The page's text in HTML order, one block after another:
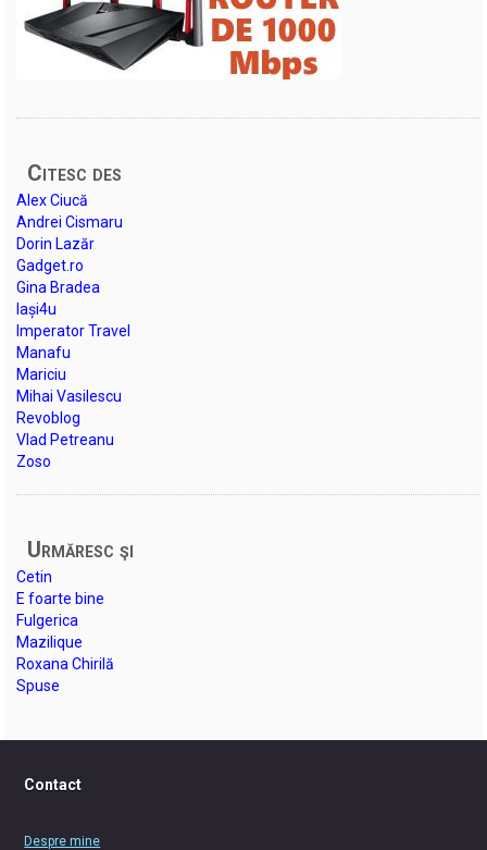
Citesc des
Alex Ciucă
Andrei Cismaru
Dorin Lazăr
Gadget.ro
Gina Bradea
Iași4u
Imperator Travel
Manafu
Mariciu
Mihai Vasilescu
Revoblog
Vlad Petreanu
Zoso
Urmăresc şi
Cetin
E foarte bine
Fulgerica
Mazilique
Roxana Chirilă
Spuse
Contact
Despre mine